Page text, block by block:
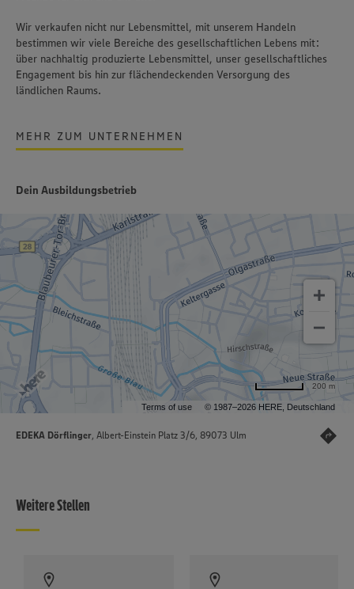
Wir verkaufen nicht nur Lebensmittel, mit unserem Handeln
bestimmen wir viele Bereiche des gesellschaftlichen Lebens mit:
über nachhaltig produzierte Lebensmittel, unser gesellschaftliches
Engagement bis hin zur flächendeckenden Versorgung des
ländlichen Raums.
MEHR ZUM UNTERNEHMEN
Dein Ausbildungsbetrieb
Terms of use © 1987–2026 HERE, Deutschland
200 m
EDEKA Dörflinger, Albert-Einstein Platz 3/6, 89073 Ulm
Weitere Stellen